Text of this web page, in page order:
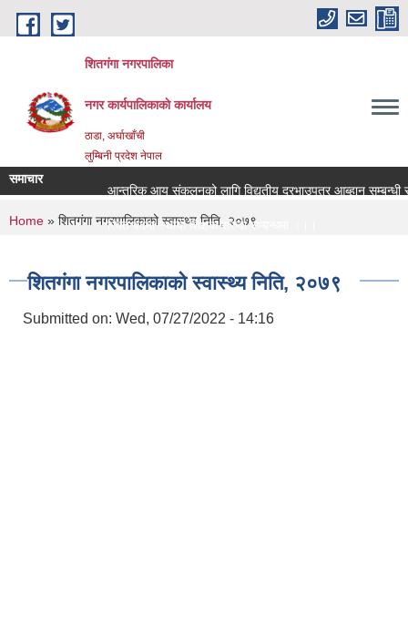
Skip to main content
शितगंगा नगरपालिका
नगर कार्यपालिकाकाे कार्यालय
ठाडा, अर्घाखाँची
लुम्बिनी प्रदेश नेपाल
समाचार
आन्तरिक आय संकलनको लागि विद्युतीय दरभाउपत्र आब्हान सम्बन्धी
रिक्त पदमा स्थायी शिक्षक सरुवा सम्बन्धमा ।।।
You are here
Home » शितगंगा नगरपालिकाको स्वास्थ्य निति, २०७९
शितगंगा नगरपालिकाको स्वास्थ्य निति, २०७९
Submitted on: Wed, 07/27/2022 - 14:16